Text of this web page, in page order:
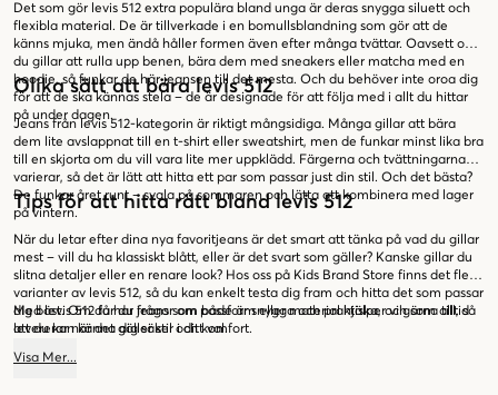
Det som gör levis 512 extra populära bland unga är deras snygga siluett och
flexibla material. De är tillverkade i en bomullsblandning som gör att de
känns mjuka, men ändå håller formen även efter många tvättar. Oavsett om
du gillar att rulla upp benen, bära dem med sneakers eller matcha med en
hoodie, så funkar de här jeansen till det mesta. Och du behöver inte oroa dig
för att de ska kännas stela – de är designade för att följa med i allt du hittar
på under dagen.
Olika sätt att bära levis 512
Jeans från levis 512-kategorin är riktigt mångsidiga. Många gillar att bära
dem lite avslappnat till en t-shirt eller sweatshirt, men de funkar minst lika bra
till en skjorta om du vill vara lite mer uppklädd. Färgerna och tvättningarna
varierar, så det är lätt att hitta ett par som passar just din stil. Och det bästa?
De funkar året runt – svala på sommaren och lätta att kombinera med lager
på vintern.
Tips för att hitta rätt bland levis 512
När du letar efter dina nya favoritjeans är det smart att tänka på vad du gillar
mest – vill du ha klassiskt blått, eller är det svart som gäller? Kanske gillar du
slitna detaljer eller en renare look? Hos oss på Kids Brand Store finns det flera
varianter av levis 512, så du kan enkelt testa dig fram och hitta det som passar
dig bäst. Om du har frågor om passform eller material hjälper vi gärna till, så
att du kan känna dig säker i ditt val.
Med levis 512 får du jeans som både är snygga och praktiska, och som alltid
levererar när det gäller stil och komfort.
Visa Mer...